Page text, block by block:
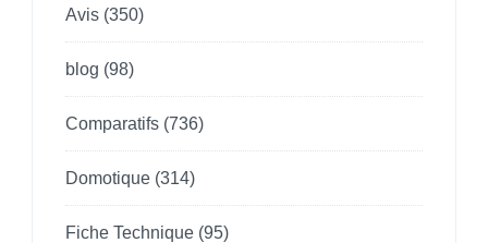
Avis (350)
blog (98)
Comparatifs (736)
Domotique (314)
Fiche Technique (95)